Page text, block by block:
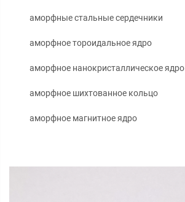
аморфные стальные сердечники
аморфное тороидальное ядро
аморфное нанокристаллическое ядро
аморфное шихтованное кольцо
аморфное магнитное ядро